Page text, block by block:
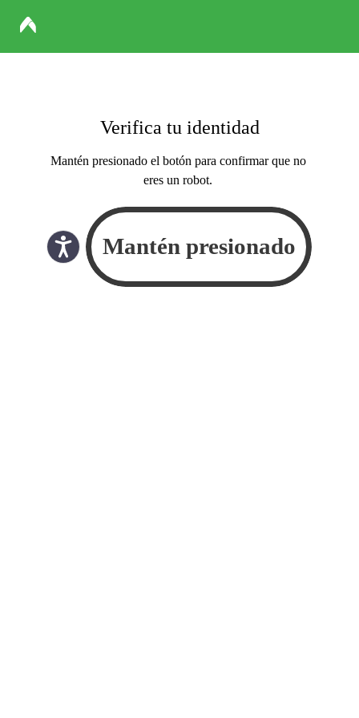
Verifica tu identidad
Mantén presionado el botón para confirmar que no
eres un robot.